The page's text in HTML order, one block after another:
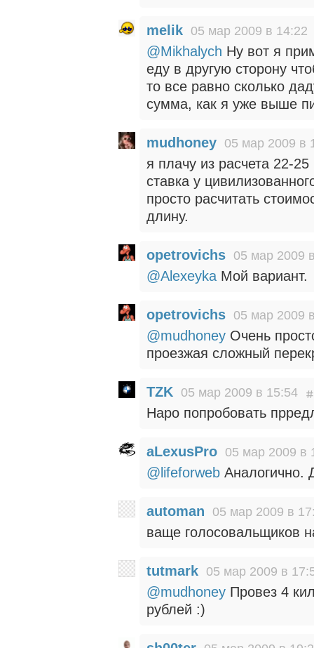
melik 05 мар 2009 в 14:22
@Mikhalych Ну вот я
еду в другую сторону
то все равно сколько
сумма, как я уже выше
mudhoney 05 мар 2009 в
я плачу из расчета 22-
ставка у
просто расчитать
длину.
opetrovichs 05 мар 2009
@Alexeyka Мой вариант.
opetrovichs 05 мар 2009
@mudhoney Очень
проезжая сложный
TZK 05 мар 2009 в 15:54
Наро попробовать
aLexusPro 05 мар 2009 в
@lifeforweb Аналогично.
automan 05 мар 2009 в
ваще голосовальщиков
tutmark 05 мар 2009 в
@mudhoney Провез 4
рублей :)